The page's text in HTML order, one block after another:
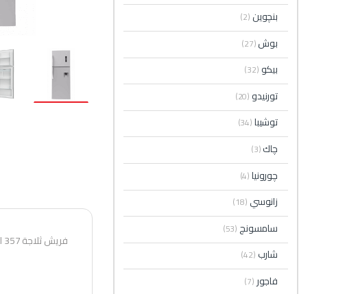
فريش ثلاجة 357 لتر 2 باب نوفروست ديچيتال بالحنفية بموتور LG ستانلس ستيل FNT-D470YT
بنچوين (2)
بوش(27)
بيكو(32)
تورنيدو(20)
توشيبا(34)
چاك(3)
چورونيا(4)
زانوسي (18)
سامسونج (53)
شارب (42)
فاجور (7)